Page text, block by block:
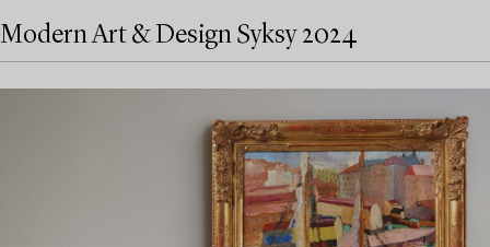
Modern Art & Design Syksy 2024